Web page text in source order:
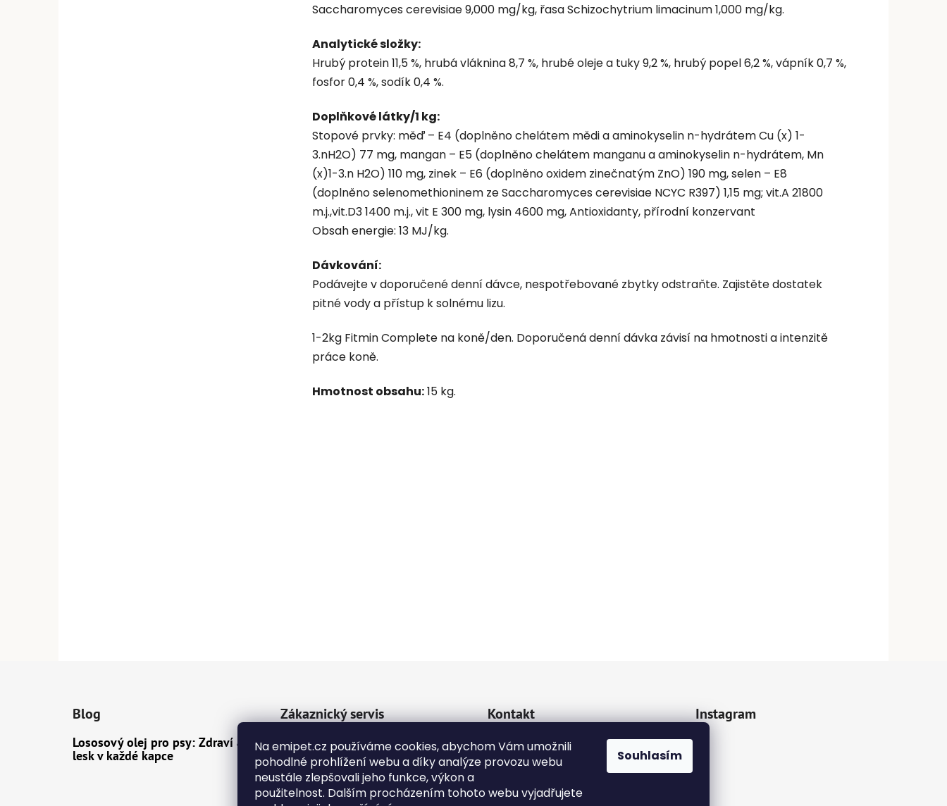
Na emipet.cz používáme cookies, abychom Vám umožnili
pohodlné prohlížení webu a díky analýze provozu webu
neustále zlepšovali jeho funkce, výkon a
použitelnost. Dalším procházením tohoto webu vyjadřujete
Souhlasím
Saccharomyces cerevisiae 9,000 mg/kg, řasa Schizochytrium limacinum 1,000 mg/kg.
Analytické složky:
Hrubý protein 11,5 %, hrubá vláknina 8,7 %, hrubé oleje a tuky 9,2 %, hrubý popel 6,2 %, vápník 0,7 %,
fosfor 0,4 %, sodík 0,4 %.
Doplňkové látky/1 kg:
Stopové prvky: měď – E4 (doplněno chelátem mědi a aminokyselin n-hydrátem Cu (x) 1-
3.nH2O) 77 mg, mangan – E5 (doplněno chelátem manganu a aminokyselin n-hydrátem, Mn
(x)1-3.n H2O) 110 mg, zinek – E6 (doplněno oxidem zinečnatým ZnO) 190 mg, selen – E8
(doplněno selenomethioninem ze Saccharomyces cerevisiae NCYC R397) 1,15 mg; vit.A 21800
m.j.,vit.D3 1400 m.j., vit E 300 mg, lysin 4600 mg, Antioxidanty, přírodní konzervant
Obsah energie: 13 MJ/kg.
Dávkování:
Podávejte v doporučené denní dávce, nespotřebované zbytky odstraňte. Zajistěte dostatek
pitné vody a přístup k solnému lizu.
1-2kg Fitmin Complete na koně/den. Doporučená denní dávka závisí na hmotnosti a intenzitě
práce koně.
Hmotnost obsahu:15 kg.
Blog
Lososový olej pro psy: Zdraví a
lesk v každé kapce
Zákaznický servis
Doprava a platba
Kontakty
Obchodní podmínky
Kontakt
emipetcz
emipetcz.cz
Instagram